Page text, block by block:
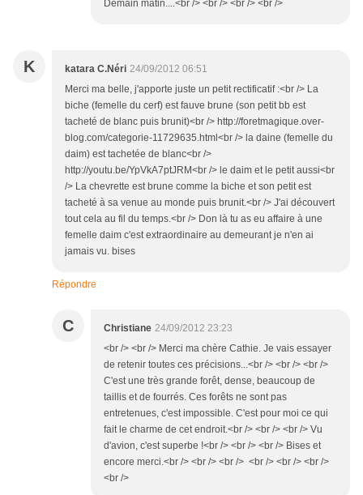
Demain matin....<br /> <br /> <br /> <br />
K katara C.Néri 24/09/2012 06:51
Merci ma belle, j'apporte juste un petit rectificatif :<br /> La
biche (femelle du cerf) est fauve brune (son petit bb est
tacheté de blanc puis brunit)<br /> http://foretmagique.over-
blog.com/categorie-11729635.html<br /> la daine (femelle du
daim) est tachetée de blanc<br />
http://youtu.be/YpVkA7ptJRM<br /> le daim et le petit aussi<br
/> La chevrette est brune comme la biche et son petit est
tacheté à sa venue au monde puis brunit.<br /> J'ai découvert
tout cela au fil du temps.<br /> Don là tu as eu affaire à une
femelle daim c'est extraordinaire au demeurant je n'en ai
jamais vu. bises
Répondre
C Christiane 24/09/2012 23:23
<br /> <br /> Merci ma chère Cathie. Je vais essayer
de retenir toutes ces précisions...<br /> <br /> <br />
C'est une très grande forêt, dense, beaucoup de
taillis et de fourrés. Ces forêts ne sont pas
entretenues, c'est impossible. C'est pour moi ce qui
fait le charme de cet endroit.<br /> <br /> <br /> Vu
d'avion, c'est superbe !<br /> <br /> <br /> Bises et
encore merci.<br /> <br /> <br /> <br /> <br /> <br />
<br />